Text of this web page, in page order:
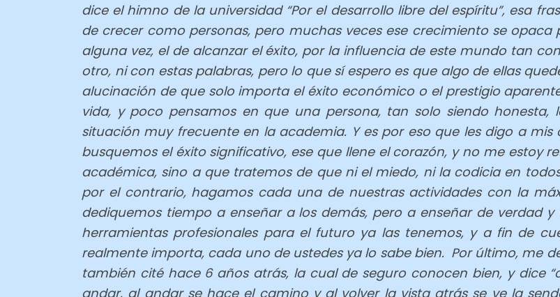
dice el himno de la universidad “Por el desarrollo libre del espíritu”, esa
de crecer como personas, pero muchas veces ese crecimiento se
alguna vez, el de alcanzar el éxito, por la influencia de este mundo tan
otro, ni con estas palabras, pero lo que sí espero es que algo de ellas
alucinación de que solo importa el éxito económico o el prestigio
vida, y poco pensamos en que una persona, tan solo siendo honesta,
situación muy frecuente en la academia. Y es por eso que les digo a
busquemos el éxito significativo, ese que llene el corazón, y no me estoy
académica, sino a que tratemos de que ni el miedo, ni la codicia en
por el contrario, hagamos cada una de nuestras actividades con la
dediquemos tiempo a enseñar a los demás, pero a enseñar de verdad
herramientas profesionales para el futuro ya las tenemos, y a fin de
realmente importa, cada uno de ustedes ya lo sabe bien. Por último, me
también cité hace 6 años atrás, la cual de seguro conocen bien, y dice
andar, al andar se hace el camino y al volver la vista atrás se ve la